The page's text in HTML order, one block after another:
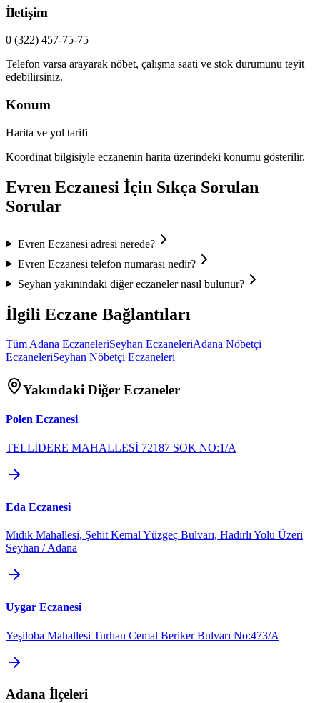
İletişim
0 (322) 457-75-75
Telefon varsa arayarak nöbet, çalışma saati ve stok durumunu teyit
edebilirsiniz.
Konum
Harita ve yol tarifi
Koordinat bilgisiyle eczanenin harita üzerindeki konumu gösterilir.
Evren Eczanesi İçin Sıkça Sorulan
Sorular
Evren Eczanesi adresi nerede?
Evren Eczanesi telefon numarası nedir?
Seyhan yakınındaki diğer eczaneler nasıl bulunur?
İlgili Eczane Bağlantıları
TümAdana EczaneleriSeyhan EczaneleriAdana Nöbetçi
EczaneleriSeyhan Nöbetçi Eczaneleri
Yakındaki Diğer Eczaneler
Polen Eczanesi
TELLİDERE MAHALLESİ 72187 SOK NO:1/A
Eda Eczanesi
Mıdık Mahallesi, Şehit Kemal Yüzgeç Bulvarı, Hadırlı Yolu Üzeri
Seyhan / Adana
Uygar Eczanesi
Yeşiloba Mahallesi Turhan Cemal Beriker Bulvarı No:473/A
Adana İlçeleri